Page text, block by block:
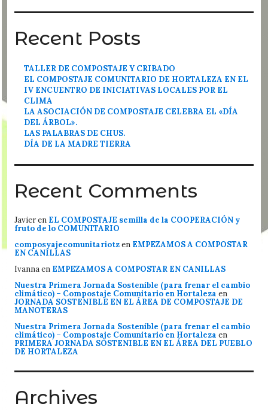
Recent Posts
TALLER DE COMPOSTAJE Y CRIBADO
EL COMPOSTAJE COMUNITARIO DE HORTALEZA EN EL
IV ENCUENTRO DE INICIATIVAS LOCALES POR EL
CLIMA
LA ASOCIACIÓN DE COMPOSTAJE CELEBRA EL «DÍA
DEL ÁRBOL».
LAS PALABRAS DE CHUS.
DÍA DE LA MADRE TIERRA
Recent Comments
Javieren EL COMPOSTAJE semilla de la COOPERACIÓN y
fruto de lo COMUNITARIO
composyajecomunitariotzen EMPEZAMOS A COMPOSTAR
EN CANILLAS
Ivannaen EMPEZAMOS A COMPOSTAR EN CANILLAS
Nuestra Primera Jornada Sostenible (para frenar el cambio
climático) – Compostaje Comunitario en Hortaleza en
JORNADA SOSTENIBLE EN EL ÁREA DE COMPOSTAJE DE
MANOTERAS
Nuestra Primera Jornada Sostenible (para frenar el cambio
climático) – Compostaje Comunitario en Hortaleza en
PRIMERA JORNADA SOSTENIBLE EN EL ÁREA DEL PUEBLO
DE HORTALEZA
Archives